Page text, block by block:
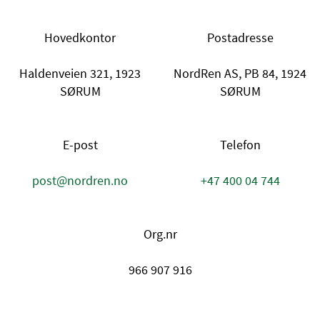
Hovedkontor
Haldenveien 321, 1923
SØRUM
Postadresse
NordRen AS, PB 84, 1924
SØRUM
E-post
post@nordren.no
Telefon
+47 400 04 744
Org.nr
966 907 916